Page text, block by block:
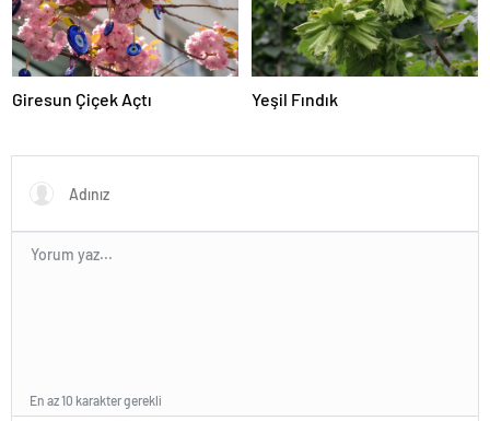
Giresun Çiçek Açtı Yeşil Fındık
En az 10 karakter gerekli